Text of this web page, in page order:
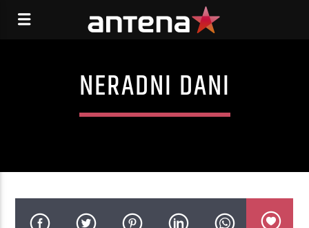
NERADNI DANI